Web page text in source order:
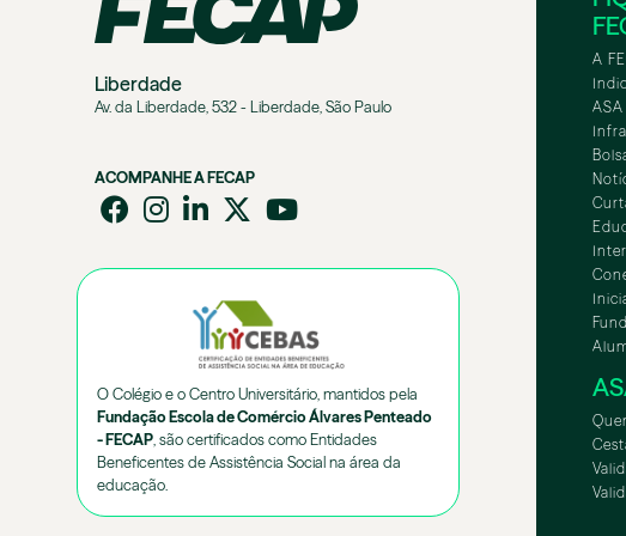
Liberdade
Av. da Liberdade, 532 - Liberdade, São Paulo
ACOMPANHE A FECAP
O Colégio e o Centro Universitário, mantidos pela
Fundação Escola de Comércio Álvares Penteado
- FECAP , são certificados como Entidades
Beneficentes de Assistência Social na área da
educação.
A
ASA